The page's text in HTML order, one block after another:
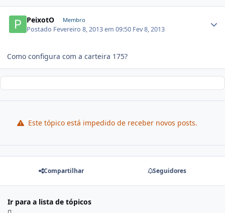
PeixotO Membro
Postado Fevereiro 8, 2013 em 09:50 Fev 8, 2013
Como configura com a carteira 175?
Este tópico está impedido de receber novos posts.
Compartilhar Seguidores
Ir para a lista de tópicos